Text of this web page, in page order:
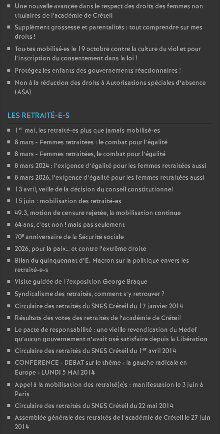
Une nouvelle avancée dans le respect des droits des femmes non
titulaires de l’académie de Créteil
Supplément grossesse et parentalités : tout comprendre sur mes
droits !
Tou·tes mobilisé·es le 19 octobre contre la culture du viol et pour
l’inscription du consentement dans la loi !
Protégez les enfants des gouvernements réactionnaires !
Non à la réduction des droits à Autorisations spéciales d’absence
(ASA)
LES RETRAITÉ-E-S
1 er mai, les retraité-es plus que jamais mobilisé-es
8 mars - Femmes retraitées : le combat pour l’égalité
8 mars - Femmes retraitées, le combat pour l’égalité
8 mars 2024 : l’exigence d’égalité pour les femmes retraitées aussi
8 mars 2026, l’exigence d’égalité pour les femmes retraitées aussi
13 avril, veille de la décision du conseil constitutionnel
15 juin : mobilisation des retraité-es
49.3, motion de censure rejetée, la mobilisation continue
64 ans, c’est non ! mais pas seulement
70e anniversaire de la Sécurité sociale
2026, pour la paix… et contre l’extrême droite
Bilan du quinquennat d’E. Macron sur la politique envers les
retraité-e-s
Visite guidée de l?exposition George Braque
Syndicalisme des retraités, comment s’y retrouver?
Circulaire des retraités duSNESCréteil du 17 janvier 2014
Résultats des votes des retraités de l’académie de Créteil
Le pacte de responsabilité : une vieille revendication du Medef
qu’aucun gouvernement n’avait osé satisfaire depuis la Libération
Circulaire des retraités duSNESCréteil du 1 er avril 2014
CONFERENCE - DEBATsur le thème « la gauche radicale en
Europe» LUNDI 5 MAI 2014
Appel à la mobilisation des retraité(e)s : manifestation le 3 juin à
Paris
Circulaire des retraités duSNESCréteil du 22 mai 2014
Assemblée générale des retraités de l’académie de Créteil le 27 juin
2014